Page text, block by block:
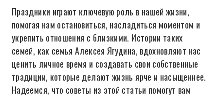
Праздники играют ключевую роль в нашей жизни,
помогая нам остановиться, насладиться моментом и
укрепить отношения с близкими. Истории таких
семей, как семья Алексея Ягудина, вдохновляют нас
ценить личное время и создавать свои собственные
традиции, которые делают жизнь ярче и насыщеннее.
Надеемся, что советы из этой статьи помогут вам